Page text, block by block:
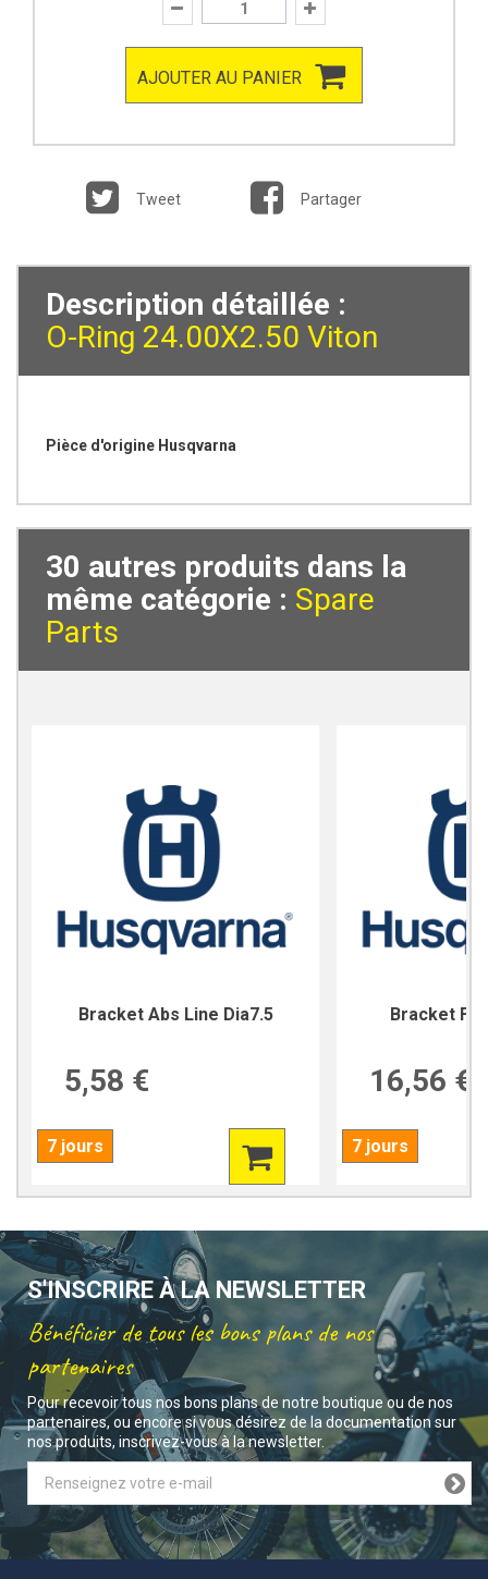
AJOUTER AU PANIER
Tweet Partager
Description détaillée :
O-Ring 24.00X2.50 Viton
Pièce d'origine Husqvarna
30 autres produits dans la
même catégorie : Spare
Parts
Bracket Abs Line Dia7.5
5,58 €
7 jours
Bracket
16,56 €
7 jours
S'INSCRIRE À LA NEWSLETTER
Bénéficier de tous les bons plans de nos
partenaires
Pour recevoir tous nos bons plans de notre boutique ou de nos
partenaires, ou encore si vous désirez de la documentation sur
nos produits, inscrivez-vous à la newsletter.